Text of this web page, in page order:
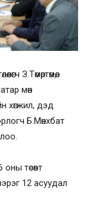
З.Төмөртөмөө,
мөн
хөгжил, дэд
Б.Мөнхбат
төсөвт
12 асуудал